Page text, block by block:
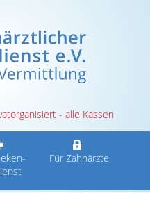
- alle Kassen
Für Zahnärzte